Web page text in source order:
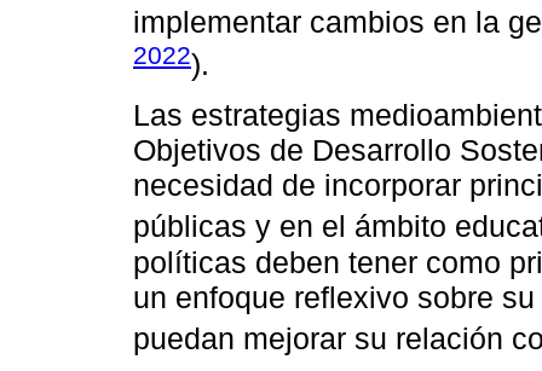
implementar cambios en la
2022).
Las estrategias
Objetivos de Desarrollo
necesidad de incorporar
públicas y en el ámbito
políticas deben tener como
un enfoque reflexivo sobre
puedan mejorar su relación